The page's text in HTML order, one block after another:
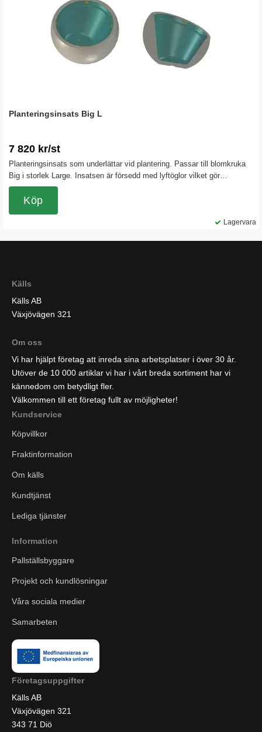
Planteringsinsats Big L
7 820 kr/st
Planteringsinsats som underlättar vid plantering. Passar till blomkruka
Big i storlek Large. Insatsen är försedd med lyftöglor vilket gör
hanteringen för i- och urläggning enklare.
Lagervara
Köp
Källs
Källs AB
Växjövägen 321
Om oss
Vi har hjälpt företag att inreda sina arbetsplatser i över 30 år.
Utöver de 10 000 artiklar vi har i vårt breda sortiment har vi
kännedom om betydligt fler.
Välkommen till ett företag fullt av möjligheter!
Kundservice
Köpvillkor
Fraktinformation
Om källs
Kundtjänst
Lediga tjänster
Information
Pallställsbyggare
Projekt och kundlösningar
Våra sociala medier
Samarbeten
Företagsuppgifter
Källs AB
Växjövägen 321
343 71 Diö